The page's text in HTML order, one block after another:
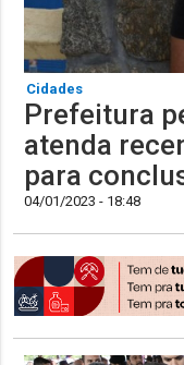
Cidades
Prefeitura
atenda
para
04/01/2023 - 18:48